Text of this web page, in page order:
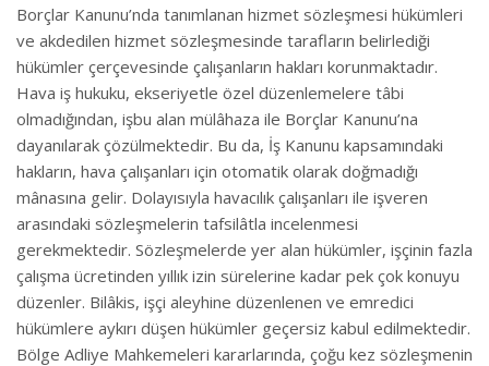
Borçlar Kanunu’nda tanımlanan hizmet sözleşmesi hükümleri
ve akdedilen hizmet sözleşmesinde tarafların belirlediği
hükümler çerçevesinde çalışanların hakları korunmaktadır.
Hava iş hukuku, ekseriyetle özel düzenlemelere tâbi
olmadığından, işbu alan mülâhaza ile Borçlar Kanunu’na
dayanılarak çözülmektedir. Bu da, İş Kanunu kapsamındaki
hakların, hava çalışanları için otomatik olarak doğmadığı
mânasına gelir. Dolayısıyla havacılık çalışanları ile işveren
arasındaki sözleşmelerin tafsilâtla incelenmesi
gerekmektedir. Sözleşmelerde yer alan hükümler, işçinin fazla
çalışma ücretinden yıllık izin sürelerine kadar pek çok konuyu
düzenler. Bilâkis, işçi aleyhine düzenlenen ve emredici
hükümlere aykırı düşen hükümler geçersiz kabul edilmektedir.
Bölge Adliye Mahkemeleri kararlarında, çoğu kez sözleşmenin